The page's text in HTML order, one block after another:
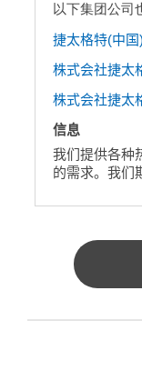
以下集团公司
捷太格特(中
株式会社捷太
株式会社捷太
信息
我们提供各种
的需求。我们